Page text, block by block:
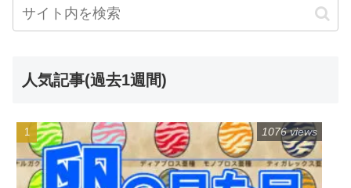
人気記事(過去1週間)
1076 views